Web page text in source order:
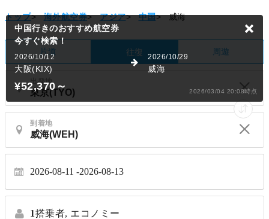
トップ> 海外航空券> アジア> 中国> 威海
片道 往復 周遊
出発地
到着地
2026-08-11 2026-08-13
1搭乗者, エコノミー
中国行きのおすすめ航空券
今すぐ検索！
2026/10/12
大阪(KIX)
2026/10/29
威海
¥52,370～ 2026/03/04 20:08時点